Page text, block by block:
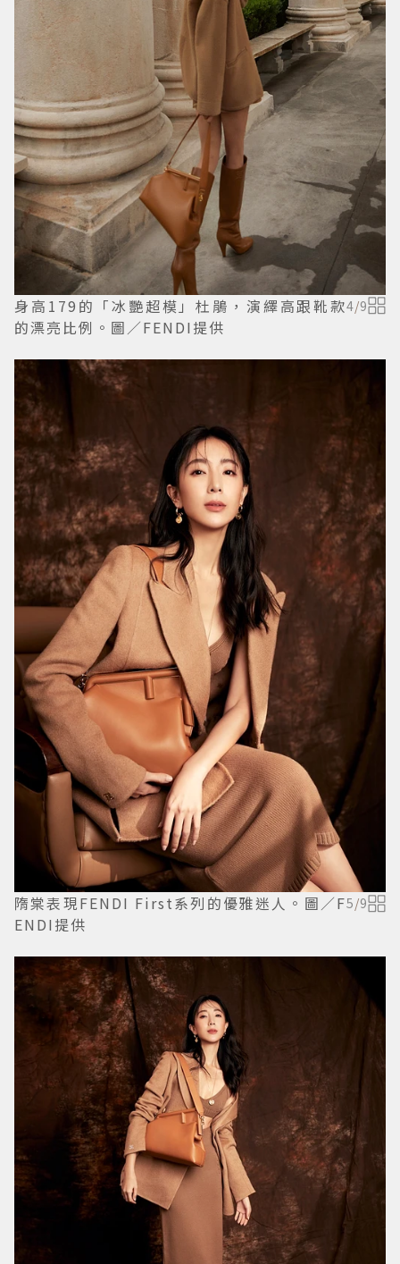
身高179的「冰艷超模」杜鵑，演繹高跟靴款
的漂亮比例。圖／FENDI提供
4/9
隋棠表現FENDI First系列的優雅迷人。圖／F
ENDI提供
5/9